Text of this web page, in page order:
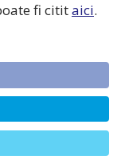
fi cititaici.